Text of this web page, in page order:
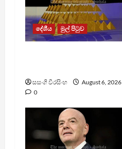
දේශීය මුල් පිටුව
සසංගි වීරසිංහ
August 6, 2026
0